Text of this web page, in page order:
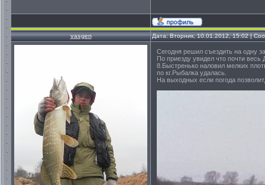
vasgen Дата: Вторник, 10.01.2012, 15:02 |
Сегодня решил съездить на одну
По приезду увидел что почти
8.Быстренько наловил мелких
по кг.Рыбалка удалась.
На выходных если погода